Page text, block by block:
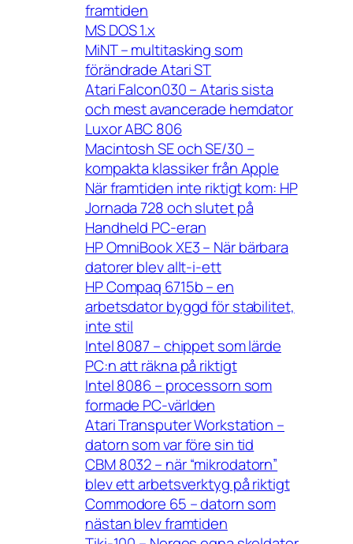
framtiden
MS DOS 1.x
MiNT – multitasking som
förändrade Atari ST
Atari Falcon030 – Ataris sista
och mest avancerade hemdator
Luxor ABC 806
Macintosh SE och SE/30 –
kompakta klassiker från Apple
När framtiden inte riktigt kom: HP
Jornada 728 och slutet på
Handheld PC-eran
HP OmniBook XE3 – När bärbara
datorer blev allt-i-ett
HP Compaq 6715b – en
arbetsdator byggd för stabilitet,
inte stil
Intel 8087 – chippet som lärde
PC:n att räkna på riktigt
Intel 8086 – processorn som
formade PC-världen
Atari Transputer Workstation –
datorn som var före sin tid
CBM 8032 – när “mikrodatorn”
blev ett arbetsverktyg på riktigt
Commodore 65 – datorn som
nästan blev framtiden